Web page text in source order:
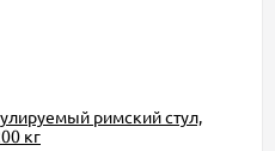
римский стул,
кг